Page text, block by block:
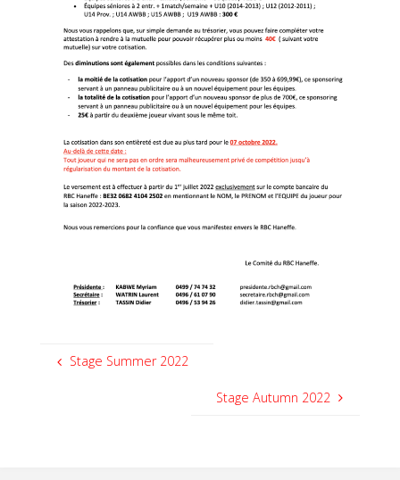
Stage Summer 2022
Stage Autumn 2022